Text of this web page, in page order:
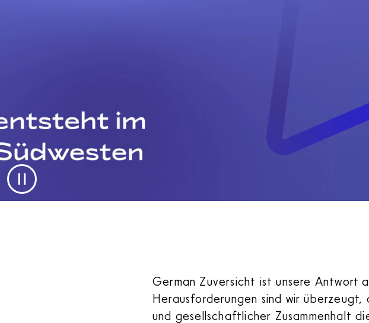
German Zuversicht ist unsere Antwort
Herausforderungen sind wir
und gesellschaftlicher Zusammenhalt